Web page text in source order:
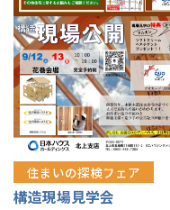
住まいの探検フェア
構造現場見学会